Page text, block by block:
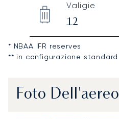
Valigie
12
* NBAA IFR reserves
** in configurazione standard
Foto Dell'aereo